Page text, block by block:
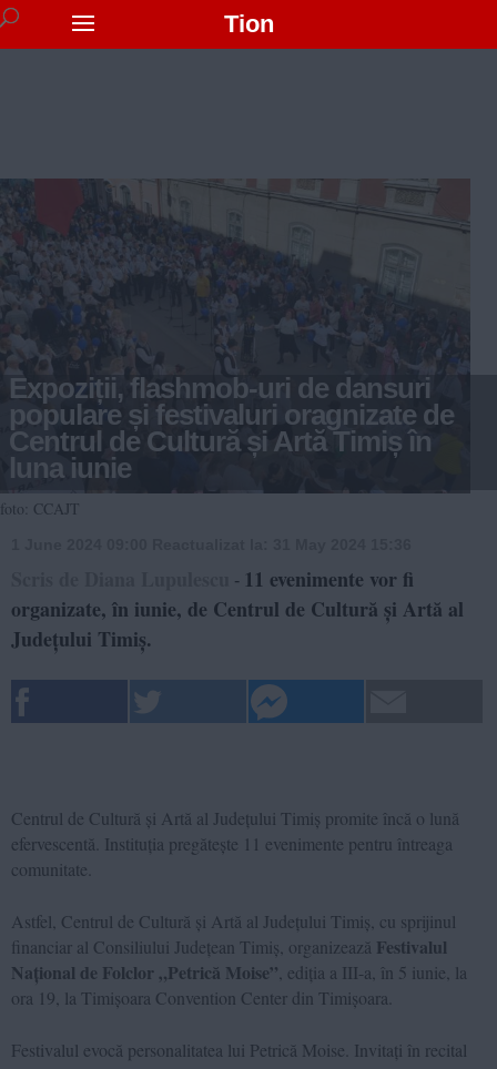
Tion
Expoziții, flashmob-uri de dansuri
populare și festivaluri oragnizate de
Centrul de Cultură și Artă Timiș în
luna iunie
foto: CCAJT
- 11 evenimente vor fi
organizate, în iunie, de Centrul de Cultură și Artă al
Județului Timiș.
Centrul de Cultură și Artă al Județului Timiș promite încă o lună
efervescentă. Instituția pregătește 11 evenimente pentru întreaga
comunitate.
Astfel, Centrul de Cultură și Artă al Județului Timiș, cu sprijinul
financiar al Consiliului Județean Timiș, organizează Festivalul
Național de Folclor „Petrică Moise” , ediția a III-a, în 5 iunie, la
ora 19, la Timișoara Convention Center din Timișoara.
Festivalul evocă personalitatea lui Petrică Moise. Invitați în recital